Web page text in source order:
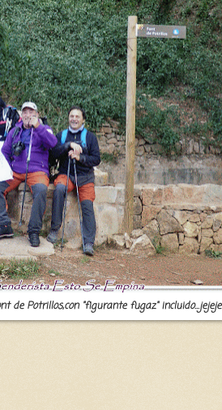
de Potrillos,con "figurante fugaz" incluido...jejeje